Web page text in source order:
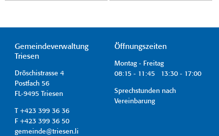
Gemeindeverwaltung
Triesen
Dröschistrasse 4
Postfach 56
FL-9495 Triesen
T +423 399 36 36
F +423 399 36 50
gemeinde@triesen.li
Öffnungszeiten
Montag - Freitag
08:15 - 11:45 13:30 - 17:00
Sprechstunden nach
Vereinbarung